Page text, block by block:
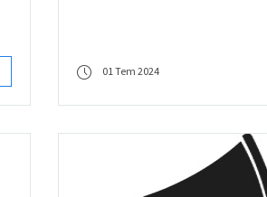
01 Tem 2024